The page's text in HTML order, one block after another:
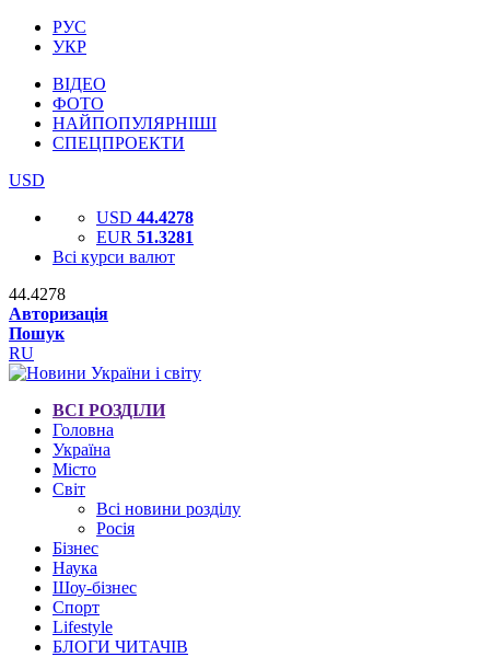
РУС
УКР
ВІДЕО
ФОТО
НАЙПОПУЛЯРНІШІ
СПЕЦПРОЕКТИ
USD
USD 44.4278
EUR 51.3281
Всі курси валют
44.4278
Авторизація
Пошук
RU
ВСІ РОЗДІЛИ
Головна
Україна
Місто
Світ
Всі новини розділу
Росія
Бізнес
Наука
Шоу-бізнес
Спорт
Lifestyle
БЛОГИ ЧИТАЧІВ